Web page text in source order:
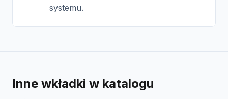
systemu.
Inne wkładki w katalogu